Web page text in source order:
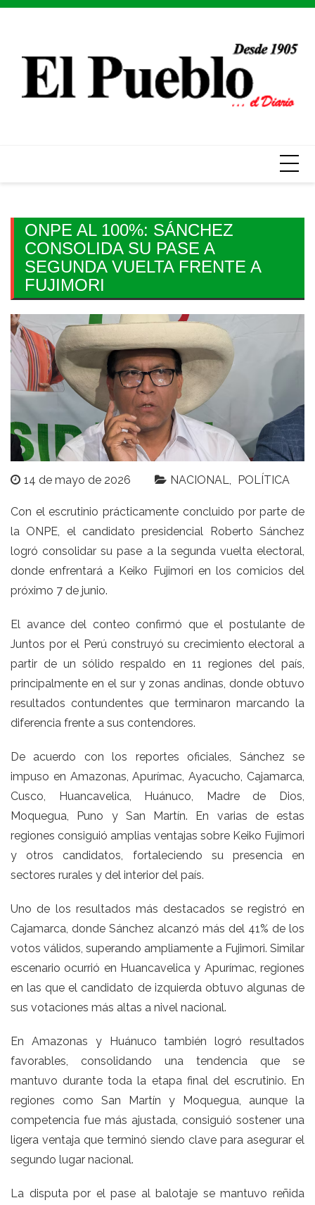
Skip
ONPE AL 100%: SÁNCHEZ
CONSOLIDA SU PASE A
SEGUNDA VUELTA FRENTE A
FUJIMORI
14 de mayo de 2026 NACIONAL POLÍTICA
Con el escrutinio prácticamente concluido por parte de
la ONPE, el candidato presidencial Roberto Sánchez
logró consolidar su pase a la segunda vuelta electoral,
donde enfrentará a Keiko Fujimori en los comicios del
próximo 7 de junio.
El avance del conteo confirmó que el postulante de
Juntos por el Perú construyó su crecimiento electoral a
partir de un sólido respaldo en 11 regiones del país,
principalmente en el sur y zonas andinas, donde obtuvo
resultados contundentes que terminaron marcando la
diferencia frente a sus contendores.
De acuerdo con los reportes oficiales, Sánchez se
impuso en Amazonas, Apurímac, Ayacucho, Cajamarca,
Cusco, Huancavelica, Huánuco, Madre de Dios,
Moquegua, Puno y San Martín. En varias de estas
regiones consiguió amplias ventajas sobre Keiko Fujimori
y otros candidatos, fortaleciendo su presencia en
sectores rurales y del interior del país.
Uno de los resultados más destacados se registró en
Cajamarca, donde Sánchez alcanzó más del 41% de los
votos válidos, superando ampliamente a Fujimori. Similar
escenario ocurrió en Huancavelica y Apurímac, regiones
en las que el candidato de izquierda obtuvo algunas de
sus votaciones más altas a nivel nacional.
En Amazonas y Huánuco también logró resultados
favorables, consolidando una tendencia que se
mantuvo durante toda la etapa final del escrutinio. En
regiones como San Martín y Moquegua, aunque la
competencia fue más ajustada, consiguió sostener una
ligera ventaja que terminó siendo clave para asegurar el
segundo lugar nacional.
La disputa por el pase al balotaje se mantuvo reñida